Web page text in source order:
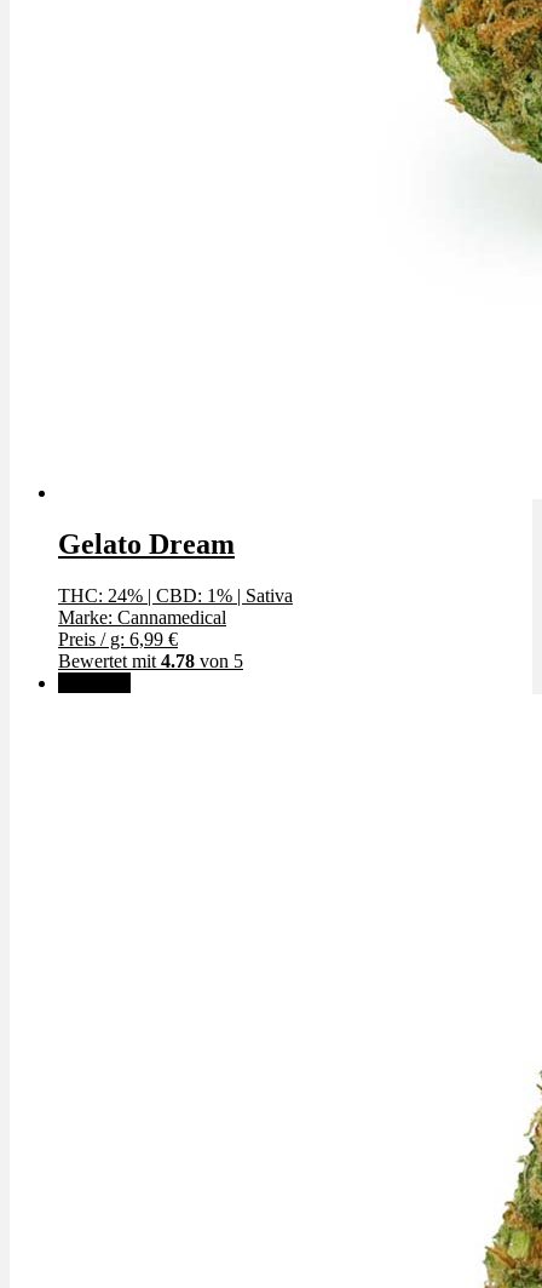
Gelato Dream
THC: 24% | CBD: 1% | Sativa
Marke: Cannamedical
Preis / g: 6,99 €
Bewertet mit 4.78 von 5